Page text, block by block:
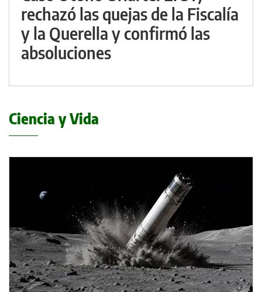
rechazó las quejas de la Fiscalía
y la Querella y confirmó las
absoluciones
Ciencia y Vida